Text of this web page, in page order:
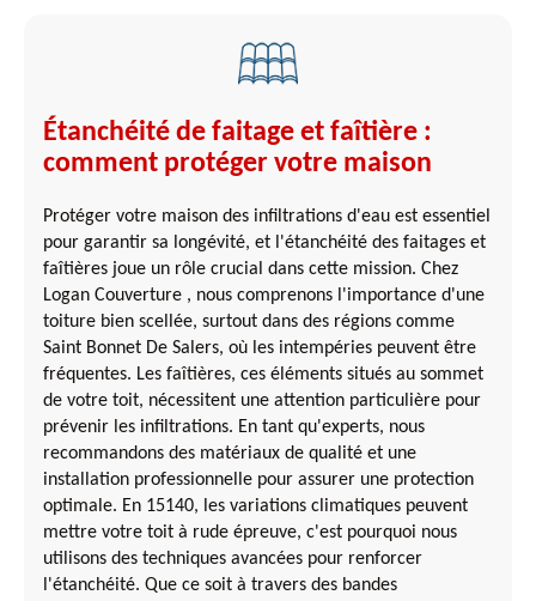
Étanchéité de faitage et faîtière :
comment protéger votre maison
Protéger votre maison des infiltrations d'eau est essentiel
pour garantir sa longévité, et l'étanchéité des faitages et
faîtières joue un rôle crucial dans cette mission. Chez
Logan Couverture , nous comprenons l'importance d'une
toiture bien scellée, surtout dans des régions comme
Saint Bonnet De Salers, où les intempéries peuvent être
fréquentes. Les faîtières, ces éléments situés au sommet
de votre toit, nécessitent une attention particulière pour
prévenir les infiltrations. En tant qu'experts, nous
recommandons des matériaux de qualité et une
installation professionnelle pour assurer une protection
optimale. En 15140, les variations climatiques peuvent
mettre votre toit à rude épreuve, c'est pourquoi nous
utilisons des techniques avancées pour renforcer
l'étanchéité. Que ce soit à travers des bandes